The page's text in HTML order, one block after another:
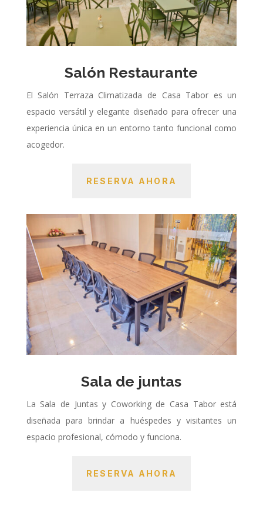
Salón Restaurante
El Salón Terraza Climatizada de Casa Tabor es un
espacio versátil y elegante diseñado para ofrecer una
experiencia única en un entorno tanto funcional como
acogedor.
RESERVA AHORA
Sala de juntas
La Sala de Juntas y Coworking de Casa Tabor está
diseñada para brindar a huéspedes y visitantes un
espacio profesional, cómodo y funciona.
RESERVA AHORA